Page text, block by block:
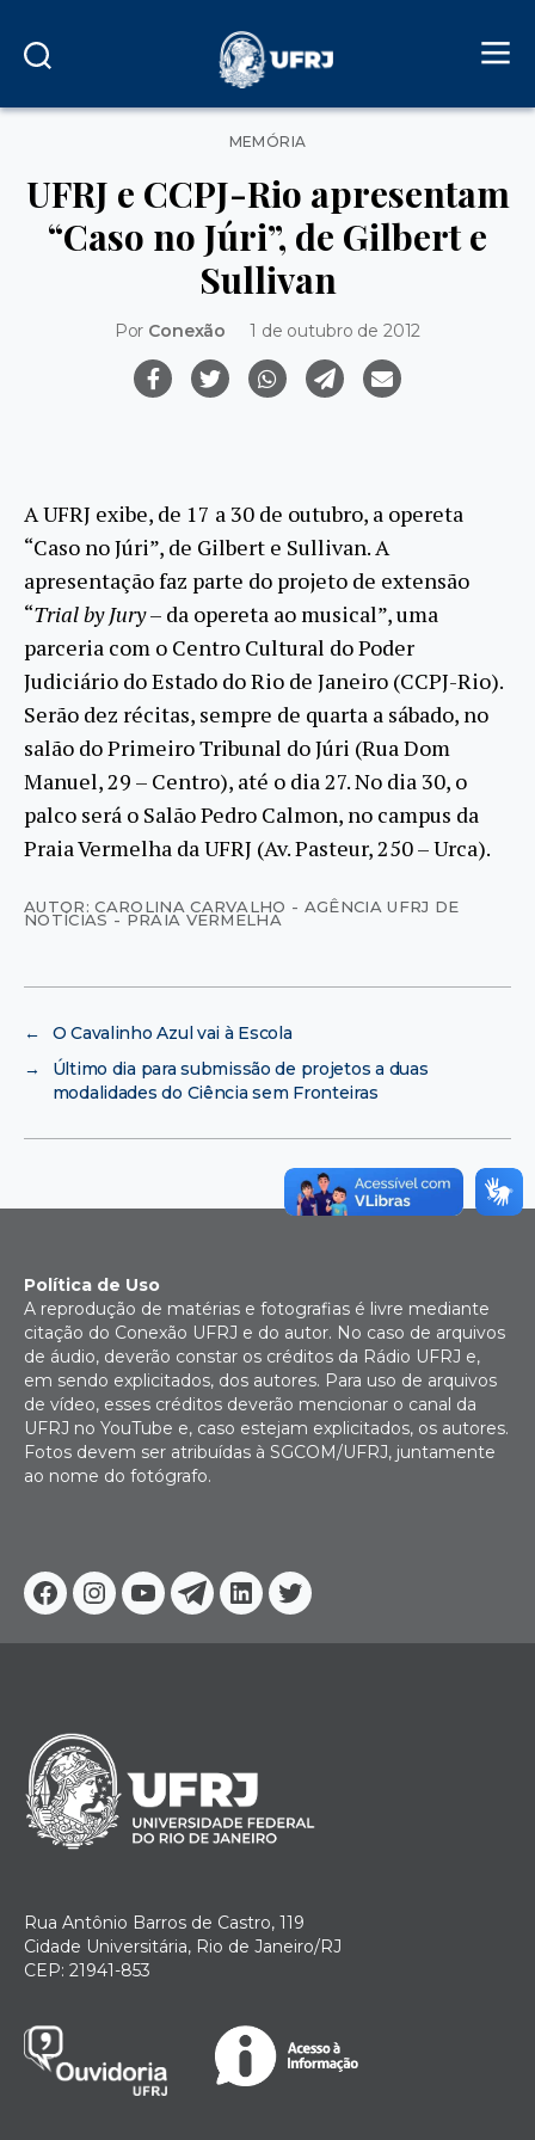
Categorias
MEMÓRIA
UFRJ e CCPJ-Rio apresentam
“Caso no Júri”, de Gilbert e
Sullivan
Por Conexão 1 de outubro de 2012
A UFRJ exibe, de 17 a 30 de outubro, a opereta
“Caso no Júri”, de Gilbert e Sullivan. A
apresentação faz parte do projeto de extensão
“Trial by Jury– da opereta ao musical”, uma
parceria com o Centro Cultural do Poder
Judiciário do Estado do Rio de Janeiro (CCPJ-Rio).
Serão dez récitas, sempre de quarta a sábado, no
salão do Primeiro Tribunal do Júri (Rua Dom
Manuel, 29 – Centro), até o dia 27. No dia 30, o
palco será o Salão Pedro Calmon, no campus da
Praia Vermelha da UFRJ (Av. Pasteur, 250 – Urca).
AUTOR: CAROLINA CARVALHO - AGÊNCIA UFRJ DE
NOTÍCIAS - PRAIA VERMELHA
←
O Cavalinho Azul vai à Escola
→
Último dia para submissão de projetos a duas
modalidades do Ciência sem Fronteiras
Facebook
Instagram
YoutubeTelegram
Linkedin
Twitter
Política de Uso
A reprodução de matérias e fotografias é livre mediante
citação do Conexão UFRJ e do autor. No caso de arquivos
de áudio, deverão constar os créditos da Rádio UFRJ e,
em sendo explicitados, dos autores. Para uso de arquivos
de vídeo, esses créditos deverão mencionar o canal da
UFRJ no YouTube e, caso estejam explicitados, os autores.
Fotos devem ser atribuídas à SGCOM/UFRJ, juntamente
ao nome do fotógrafo.
Rua Antônio Barros de Castro, 119
Cidade Universitária, Rio de Janeiro/RJ
CEP: 21941-853